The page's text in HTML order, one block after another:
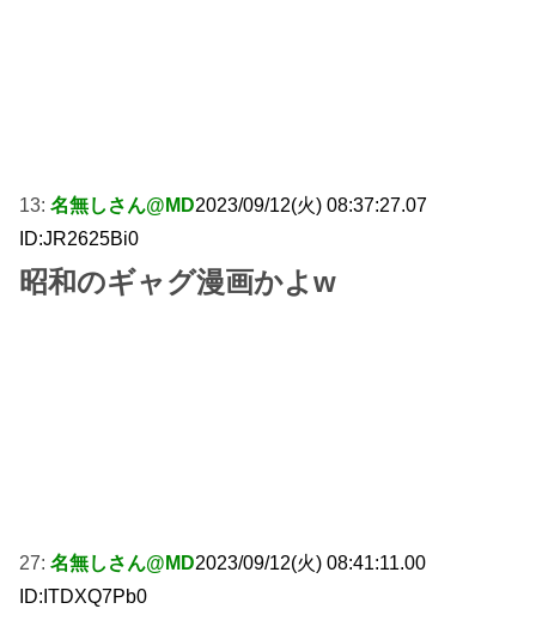
13: 名無しさん@MD2023/09/12(火) 08:37:27.07
ID:JR2625Bi0
昭和のギャグ漫画かよw
27: 名無しさん@MD2023/09/12(火) 08:41:11.00
ID:ITDXQ7Pb0